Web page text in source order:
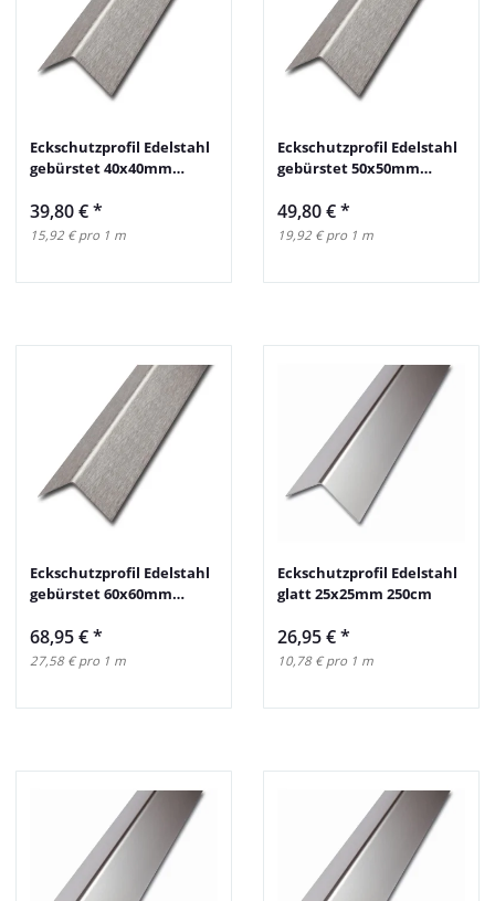
Eckschutzprofil Edelstahl
gebürstet 40x40mm
39,80 €*
15,92 € pro 1 m
Eckschutzprofil Edelstahl
gebürstet 50x50mm
49,80 €*
19,92 € pro 1 m
Eckschutzprofil Edelstahl
gebürstet 60x60mm
68,95 €*
27,58 € pro 1 m
Eckschutzprofil Edelstahl
glatt 25x25mm 250cm
26,95 €*
10,78 € pro 1 m